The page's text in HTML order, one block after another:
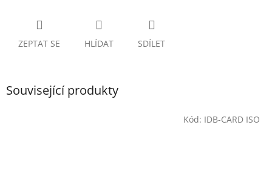
ZEPTAT SE HLÍDAT SDÍLET
Související produkty
Kód: IDB-CARD ISO